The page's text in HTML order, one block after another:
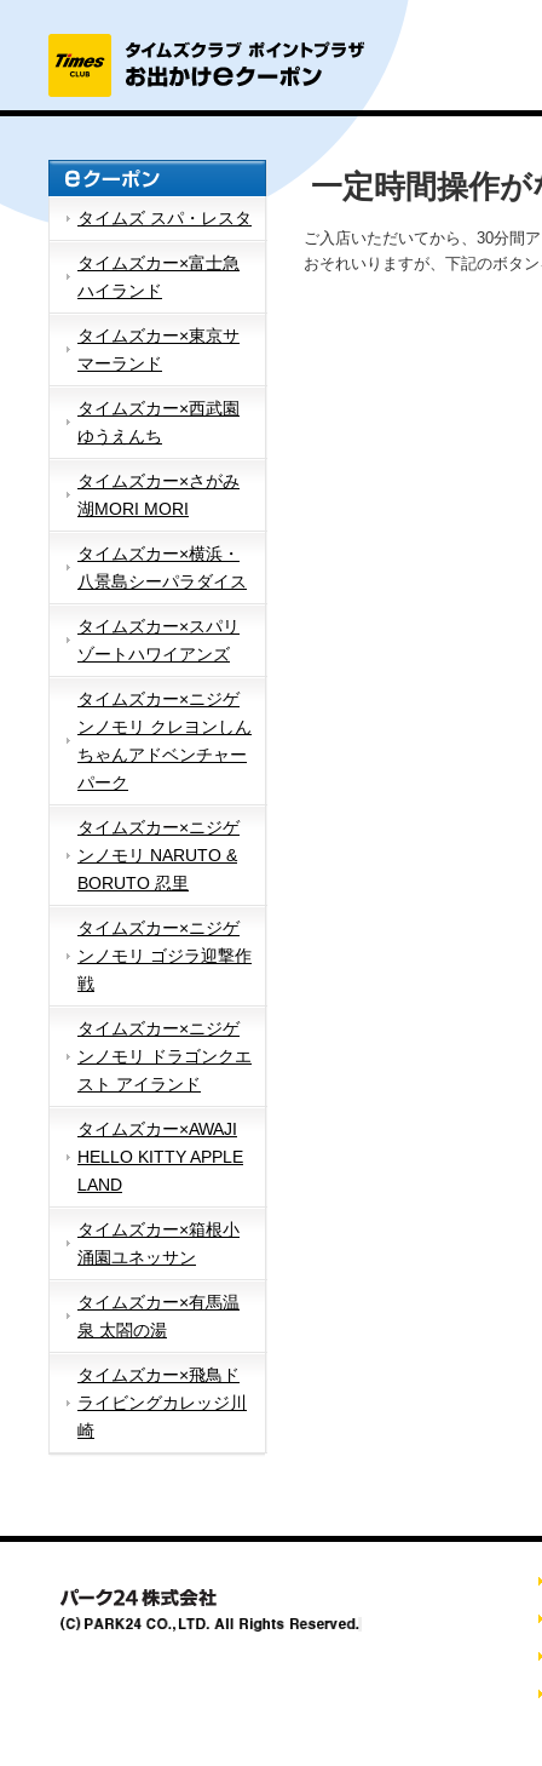
タイムズ スパ・レスタ
タイムズカー×富士急
ハイランド
タイムズカー×東京サ
マーランド
タイムズカー×西武園
ゆうえんち
タイムズカー×さがみ
湖MORI MORI
タイムズカー×横浜・
八景島シーパラダイス
タイムズカー×スパリ
ゾートハワイアンズ
タイムズカー×ニジゲ
ンノモリ クレヨンしん
ちゃんアドベンチャー
パーク
タイムズカー×ニジゲ
ンノモリ NARUTO &
BORUTO 忍里
タイムズカー×ニジゲ
ンノモリ ゴジラ迎撃作
戦
タイムズカー×ニジゲ
ンノモリ ドラゴンクエ
スト アイランド
タイムズカー×AWAJI
HELLO KITTY APPLE
LAND
タイムズカー×箱根小
涌園ユネッサン
タイムズカー×有馬温
泉 太閤の湯
タイムズカー×飛鳥ド
ライビングカレッジ川
崎
一定時間操作
ご入店いただいてから、30分間
おそれいりますが、下記のボタ